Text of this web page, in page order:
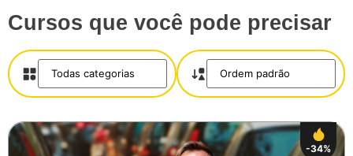
Cursos que você pode precisar
-34%